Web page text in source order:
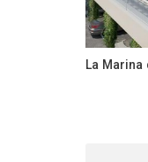
La Marina